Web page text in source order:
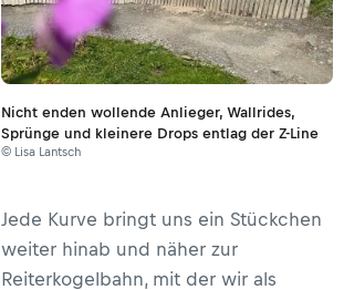
Nicht enden wollende Anlieger, Wallrides,
Sprünge und kleinere Drops entlag der Z-Line
© Lisa Lantsch
Jede Kurve bringt uns ein Stückchen
weiter hinab und näher zur
Reiterkogelbahn, mit der wir als